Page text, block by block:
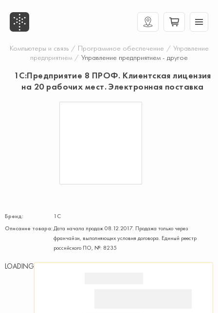
Компьютеры и связь / Программное обеспечение / Управление
предприятием / Управление предприятием - другое
1С:Предприятие 8 ПРОФ. Клиентская лицензия
на 20 рабочих мест. Электронная поставка
Бренд:
1С
Описание товара:Дата начала продаж 08.12.2017. Продажа только через
франчайзи, выполняющих условия договора. Единый реестр
российского ПО, №: 8235
LOADING